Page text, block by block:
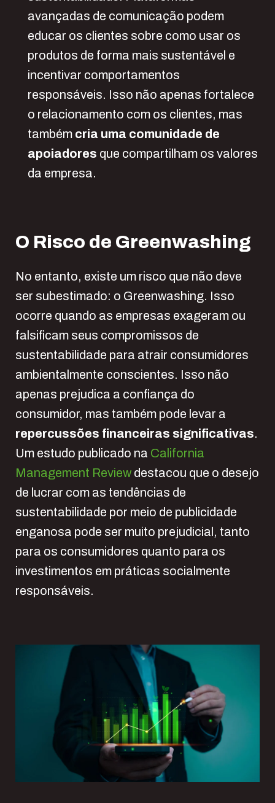
avançadas de comunicação podem
educar os clientes sobre como usar os
produtos de forma mais sustentável e
incentivar comportamentos
responsáveis. Isso não apenas fortalece
o relacionamento com os clientes, mas
também cria uma comunidade de
apoiadores que compartilham os valores
da empresa.
O Risco de Greenwashing
No entanto, existe um risco que não deve
ser subestimado: o Greenwashing. Isso
ocorre quando as empresas exageram ou
falsificam seus compromissos de
sustentabilidade para atrair consumidores
ambientalmente conscientes. Isso não
apenas prejudica a confiança do
consumidor, mas também pode levar a
repercussões financeiras significativas.
Um estudo publicado na California
Management Review destacou que o desejo
de lucrar com as tendências de
sustentabilidade por meio de publicidade
enganosa pode ser muito prejudicial, tanto
para os consumidores quanto para os
investimentos em práticas socialmente
responsáveis.